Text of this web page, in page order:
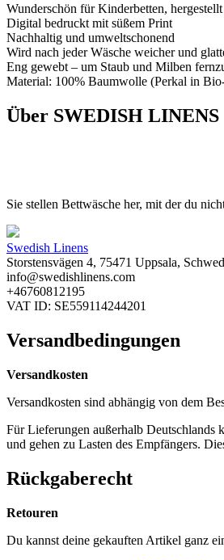
Wunderschön für Kinderbetten,
Digital bedruckt mit süßem Print
Nachhaltig und umweltschonend
Wird nach jeder Wäsche weicher und
Eng gewebt – um Staub und Milben
Material: 100% Baumwolle (Perkal in
Über SWEDISH LINENS
Sie stellen Bettwäsche her, mit der du
Swedish Linens
Storstensvägen 4, 75471 Uppsala,
info@swedishlinens.com
+46760812195
VAT ID: SE559114244201
Versandbedingungen
Versandkosten
Versandkosten sind abhängig von dem
Für Lieferungen außerhalb
und gehen zu Lasten des Empfängers.
Rückgaberecht
Retouren
Du kannst deine gekauften Artikel ganz